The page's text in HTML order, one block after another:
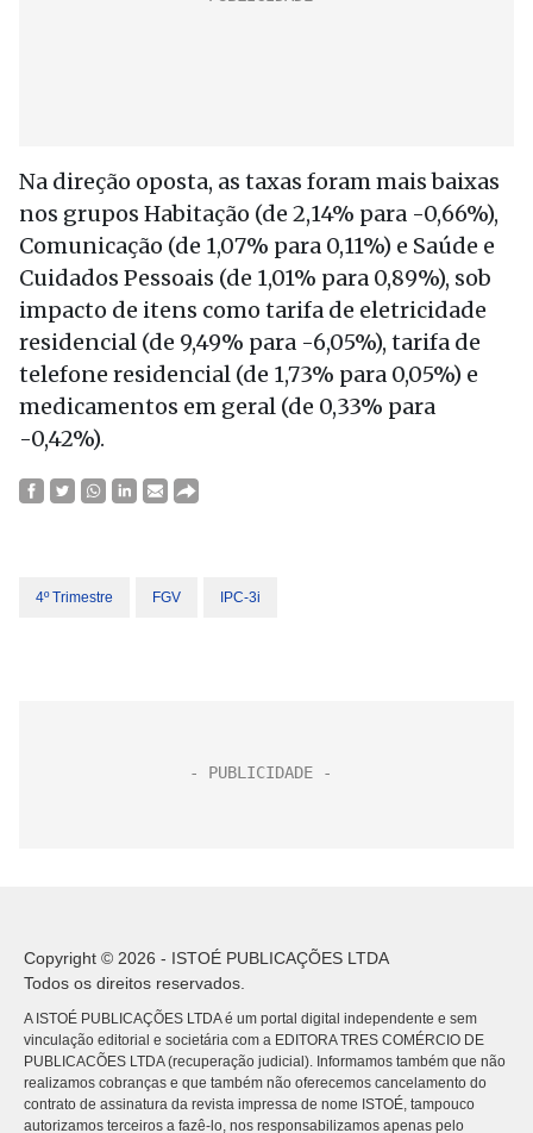
Na direção oposta, as taxas foram mais baixas
nos grupos Habitação (de 2,14% para -0,66%),
Comunicação (de 1,07% para 0,11%) e Saúde e
Cuidados Pessoais (de 1,01% para 0,89%), sob
impacto de itens como tarifa de eletricidade
residencial (de 9,49% para -6,05%), tarifa de
telefone residencial (de 1,73% para 0,05%) e
medicamentos em geral (de 0,33% para
-0,42%).
4º Trimestre FGV IPC-3i
Copyright © 2026 - ISTOÉ PUBLICAÇÕES LTDA
Todos os direitos reservados.
A ISTOÉ PUBLICAÇÕES LTDA é um portal digital independente e sem
vinculação editorial e societária com a EDITORA TRES COMÉRCIO DE
PUBLICACÕES LTDA (recuperação judicial). Informamos também que não
realizamos cobranças e que também não oferecemos cancelamento do
contrato de assinatura da revista impressa de nome ISTOÉ, tampouco
autorizamos terceiros a fazê-lo, nos responsabilizamos apenas pelo